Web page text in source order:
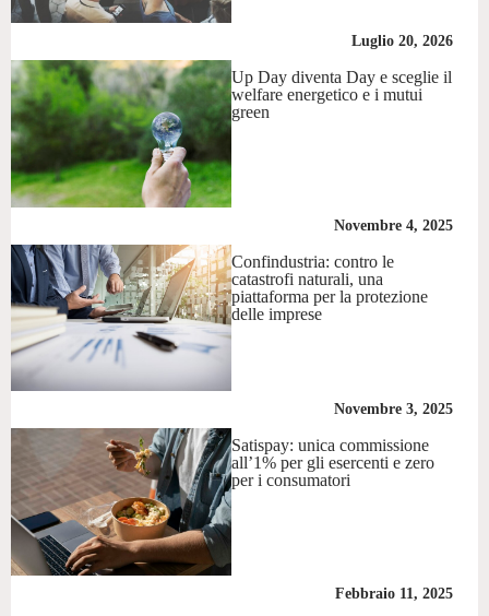
Luglio 20, 2026
Up Day diventa Day e sceglie il
welfare energetico e i mutui
green
Novembre 4, 2025
Confindustria: contro le
catastrofi naturali, una
piattaforma per la protezione
delle imprese
Novembre 3, 2025
Satispay: unica commissione
all’1% per gli esercenti e zero
per i consumatori
Febbraio 11, 2025